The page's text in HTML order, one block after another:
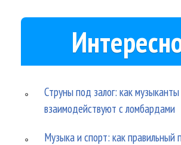
Струны под залог: как музыканты
взаимодействуют с ломбардами
Музыка и спорт: как правильный